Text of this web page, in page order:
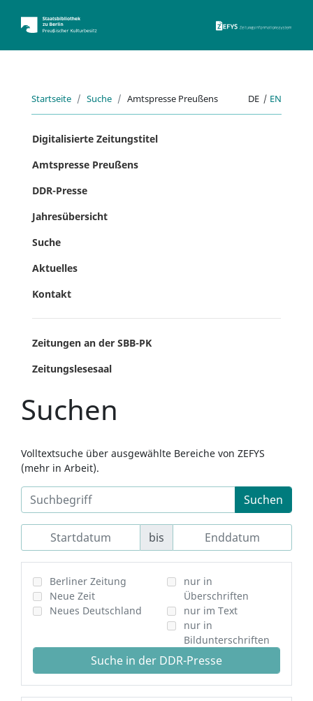
Startseite Suche Amtspresse Preußens DE | EN
Digitalisierte Zeitungstitel
Amtspresse Preußens
DDR-Presse
Jahresübersicht
Suche
Aktuelles
Kontakt
Zeitungen an der SBB-PK
Zeitungslesesaal
Suchen
Volltextsuche über ausgewählte Bereiche von ZEFYS
(mehr in Arbeit).
Suchen
bis
Berliner Zeitung
Neue Zeit
Neues Deutschland
nur in
Überschriften
nur im Text
nur in
Bildunterschriften
Suche in der DDR-Presse